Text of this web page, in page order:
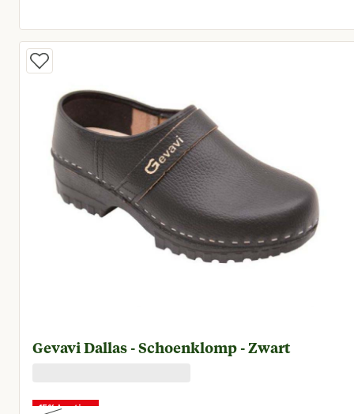
Huidige prijs € 63,96
Gevavi Dallas - Schoenklomp - Zwart
15% korting